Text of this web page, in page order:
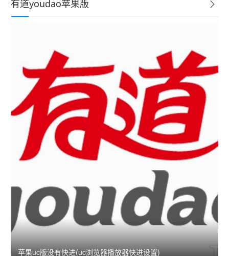
有道youdao苹果版
苹果uc版没有快进(uc浏览器播放器快进设置)